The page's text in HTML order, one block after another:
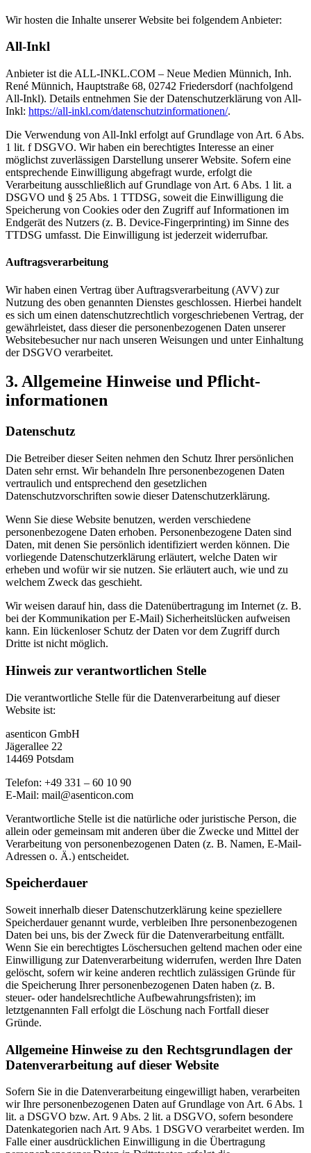
Wir hosten die Inhalte unserer Website bei folgendem Anbieter:
All-Inkl
Anbieter ist die ALL-INKL.COM – Neue Medien Münnich, Inh.
René Münnich, Hauptstraße 68, 02742 Friedersdorf (nachfolgend
All-Inkl). Details entnehmen Sie der Datenschutzerklärung von All-
Inkl: https://all-inkl.com/datenschutzinformationen/.
Die Verwendung von All-Inkl erfolgt auf Grundlage von Art. 6 Abs.
1 lit. f DSGVO. Wir haben ein berechtigtes Interesse an einer
möglichst zuverlässigen Darstellung unserer Website. Sofern eine
entsprechende Einwilligung abgefragt wurde, erfolgt die
Verarbeitung ausschließlich auf Grundlage von Art. 6 Abs. 1 lit. a
DSGVO und § 25 Abs. 1 TTDSG, soweit die Einwilligung die
Speicherung von Cookies oder den Zugriff auf Informationen im
Endgerät des Nutzers (z. B. Device-Fingerprinting) im Sinne des
TTDSG umfasst. Die Einwilligung ist jederzeit widerrufbar.
Auftragsverarbeitung
Wir haben einen Vertrag über Auftragsverarbeitung (AVV) zur
Nutzung des oben genannten Dienstes geschlossen. Hierbei handelt
es sich um einen datenschutzrechtlich vorgeschriebenen Vertrag, der
gewährleistet, dass dieser die personenbezogenen Daten unserer
Websitebesucher nur nach unseren Weisungen und unter Einhaltung
der DSGVO verarbeitet.
3. Allgemeine Hinweise und Pflicht­
informationen
Datenschutz
Die Betreiber dieser Seiten nehmen den Schutz Ihrer persönlichen
Daten sehr ernst. Wir behandeln Ihre personenbezogenen Daten
vertraulich und entsprechend den gesetzlichen
Datenschutzvorschriften sowie dieser Datenschutzerklärung.
Wenn Sie diese Website benutzen, werden verschiedene
personenbezogene Daten erhoben. Personenbezogene Daten sind
Daten, mit denen Sie persönlich identifiziert werden können. Die
vorliegende Datenschutzerklärung erläutert, welche Daten wir
erheben und wofür wir sie nutzen. Sie erläutert auch, wie und zu
welchem Zweck das geschieht.
Wir weisen darauf hin, dass die Datenübertragung im Internet (z. B.
bei der Kommunikation per E-Mail) Sicherheitslücken aufweisen
kann. Ein lückenloser Schutz der Daten vor dem Zugriff durch
Dritte ist nicht möglich.
Hinweis zur verantwortlichen Stelle
Die verantwortliche Stelle für die Datenverarbeitung auf dieser
Website ist:
asenticon GmbH
Jägerallee 22
14469 Potsdam
Telefon: +49 331 – 60 10 90
E-Mail: mail@asenticon.com
Verantwortliche Stelle ist die natürliche oder juristische Person, die
allein oder gemeinsam mit anderen über die Zwecke und Mittel der
Verarbeitung von personenbezogenen Daten (z. B. Namen, E-Mail-
Adressen o. Ä.) entscheidet.
Speicherdauer
Soweit innerhalb dieser Datenschutzerklärung keine speziellere
Speicherdauer genannt wurde, verbleiben Ihre personenbezogenen
Daten bei uns, bis der Zweck für die Datenverarbeitung entfällt.
Wenn Sie ein berechtigtes Löschersuchen geltend machen oder eine
Einwilligung zur Datenverarbeitung widerrufen, werden Ihre Daten
gelöscht, sofern wir keine anderen rechtlich zulässigen Gründe für
die Speicherung Ihrer personenbezogenen Daten haben (z. B.
steuer- oder handelsrechtliche Aufbewahrungsfristen); im
letztgenannten Fall erfolgt die Löschung nach Fortfall dieser
Gründe.
Allgemeine Hinweise zu den Rechtsgrundlagen der
Datenverarbeitung auf dieser Website
Sofern Sie in die Datenverarbeitung eingewilligt haben, verarbeiten
wir Ihre personenbezogenen Daten auf Grundlage von Art. 6 Abs. 1
lit. a DSGVO bzw. Art. 9 Abs. 2 lit. a DSGVO, sofern besondere
Datenkategorien nach Art. 9 Abs. 1 DSGVO verarbeitet werden. Im
Falle einer ausdrücklichen Einwilligung in die Übertragung